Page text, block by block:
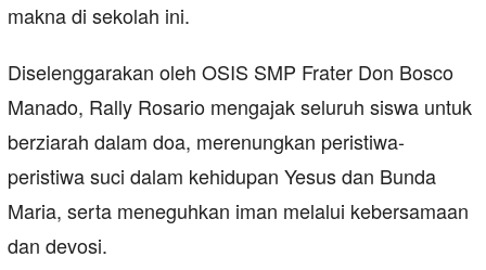
makna di sekolah ini.
Diselenggarakan oleh OSIS SMP Frater Don Bosco
Manado, Rally Rosario mengajak seluruh siswa untuk
berziarah dalam doa, merenungkan peristiwa-
peristiwa suci dalam kehidupan Yesus dan Bunda
Maria, serta meneguhkan iman melalui kebersamaan
dan devosi.